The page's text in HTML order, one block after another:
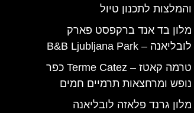
והמלצות לתכנון טיול
מלון בד אנד ברקפסט פארק
לובליאנה – B&B Ljubljana Park
טרמה קאטז – Terme Catez כפר
נופש ומרחצאות תרמיים חמים
מלון גרנד פלאזה לובליאנה